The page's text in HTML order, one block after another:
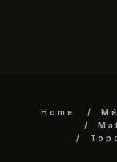
Home